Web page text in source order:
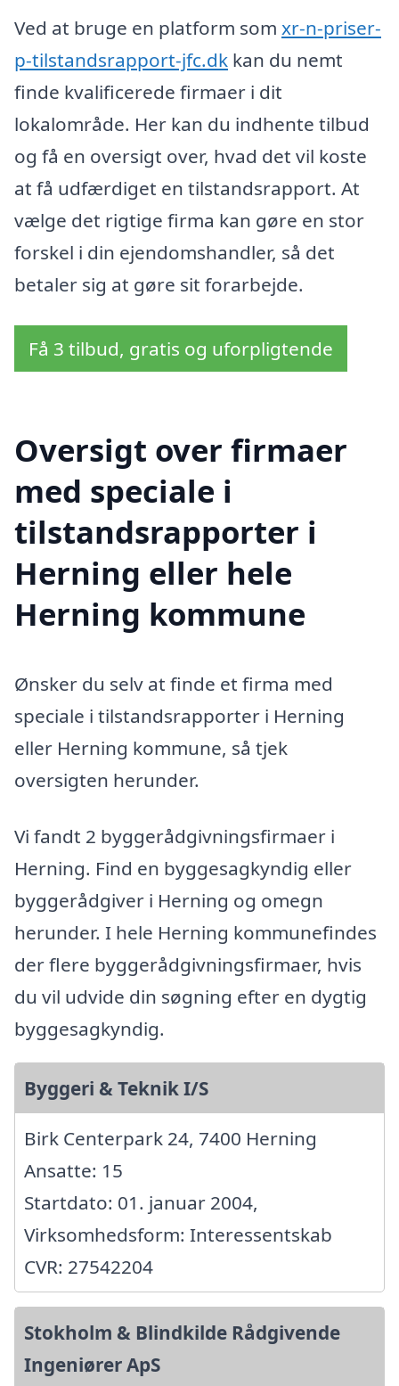
Ved at bruge en platform som xr-n-priser-
p-tilstandsrapport-jfc.dk kan du nemt
finde kvalificerede firmaer i dit
lokalområde. Her kan du indhente tilbud
og få en oversigt over, hvad det vil koste
at få udfærdiget en tilstandsrapport. At
vælge det rigtige firma kan gøre en stor
forskel i din ejendomshandler, så det
betaler sig at gøre sit forarbejde.
Få 3 tilbud, gratis og uforpligtende
Oversigt over firmaer
med speciale i
tilstandsrapporter i
Herning eller hele
Herning kommune
Ønsker du selv at finde et firma med
speciale i tilstandsrapporter i Herning
eller Herning kommune, så tjek
oversigten herunder.
Vi fandt 2 byggerådgivningsfirmaer i
Herning. Find en byggesagkyndig eller
byggerådgiver i Herning og omegn
herunder. I hele Herning kommunefindes
der flere byggerådgivningsfirmaer, hvis
du vil udvide din søgning efter en dygtig
byggesagkyndig.
Byggeri & Teknik I/S
Birk Centerpark 24, 7400 Herning
Ansatte: 15
Startdato: 01. januar 2004,
Virksomhedsform: Interessentskab
CVR: 27542204
Stokholm & Blindkilde Rådgivende
Ingeniører ApS